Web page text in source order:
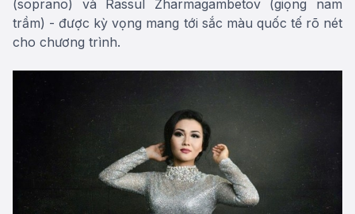
(soprano) và Rassul Zharmagambetov (giọng nam
trầm) - được kỳ vọng mang tới sắc màu quốc tế rõ nét
cho chương trình.